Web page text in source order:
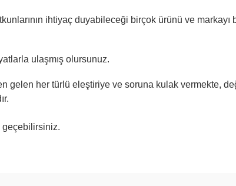
ihtiyaç duyabileceği birçok ürünü ve
ulaşmış olursunuz.
gelen her türlü eleştiriye ve soruna kulak vermekte,